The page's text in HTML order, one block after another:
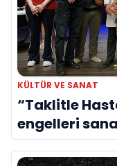
KÜLTÜR VE SANAT
“Taklitle
engelleri